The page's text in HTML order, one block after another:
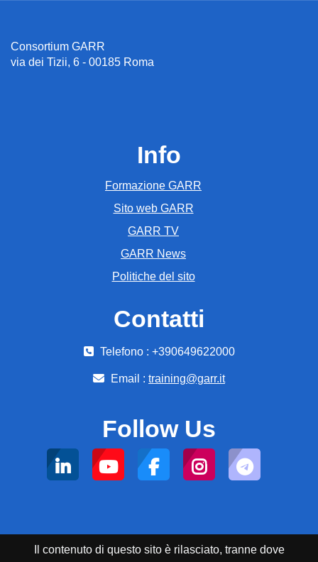
Consortium GARR
via dei Tizii, 6 - 00185 Roma
Info
Formazione GARR
Sito web GARR
GARR TV
GARR News
Politiche del sito
Contatti
Telefono : +390649622000
Email : training@garr.it
Follow Us
Il contenuto di questo sito è rilasciato, tranne dove